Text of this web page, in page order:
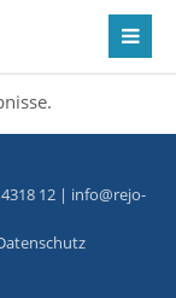
12 | info@rejo-